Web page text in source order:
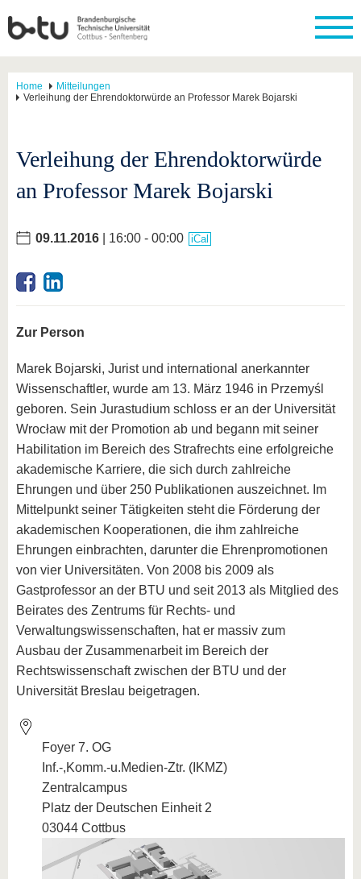
Home
Mitteilungen
Verleihung der Ehrendoktorwürde an Professor Marek Bojarski
Verleihung der Ehrendoktorwürde
an Professor Marek Bojarski
09.11.2016 | 16:00 - 00:00 iCal
Zur Person
Marek Bojarski, Jurist und international anerkannter
Wissenschaftler, wurde am 13. März 1946 in Przemyśl
geboren. Sein Jurastudium schloss er an der Universität
Wrocław mit der Promotion ab und begann mit seiner
Habilitation im Bereich des Strafrechts eine erfolgreiche
akademische Karriere, die sich durch zahlreiche
Ehrungen und über 250 Publikationen auszeichnet. Im
Mittelpunkt seiner Tätigkeiten steht die Förderung der
akademischen Kooperationen, die ihm zahlreiche
Ehrungen einbrachten, darunter die Ehrenpromotionen
von vier Universitäten. Von 2008 bis 2009 als
Gastprofessor an der BTU und seit 2013 als Mitglied des
Beirates des Zentrums für Rechts- und
Verwaltungswissenschaften, hat er massiv zum
Ausbau der Zusammenarbeit im Bereich der
Rechtswissenschaft zwischen der BTU und der
Universität Breslau beigetragen.
Foyer 7. OG
Inf.-,Komm.-u.Medien-Ztr. (IKMZ)
Zentralcampus
Platz der Deutschen Einheit 2
03044 Cottbus